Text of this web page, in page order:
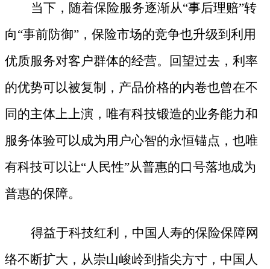
当下，随着保险服务逐渐从“事后理赔”转
向“事前防御”，保险市场的竞争也升级到利用
优质服务对客户群体的经营。回望过去，利率
的优势可以被复制，产品价格的内卷也曾在不
同的主体上上演，唯有科技锻造的业务能力和
服务体验可以成为用户心智的永恒锚点，也唯
有科技可以让“人民性”从普惠的口号落地成为
普惠的保障。
得益于科技红利，中国人寿的保险保障网
络不断扩大，从崇山峻岭到指尖方寸，中国人